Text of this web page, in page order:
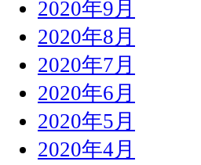
2020年9月
2020年8月
2020年7月
2020年6月
2020年5月
2020年4月